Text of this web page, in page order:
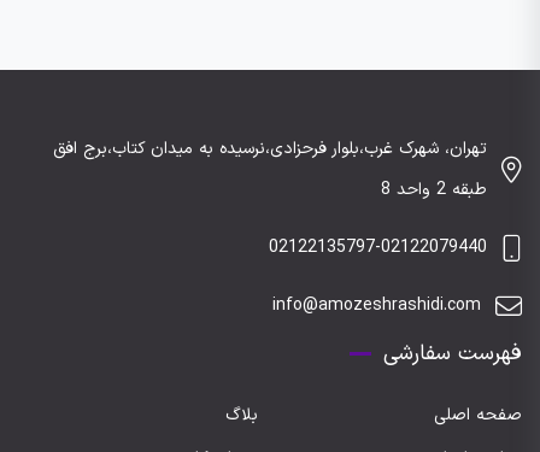
تهران، شهرک غرب،بلوار فرحزادی،نرسیده به میدان کتاب،برج افق
طبقه 2 واحد 8
02122135797-02122079440
info@amozeshrashidi.com
فهرست سفارشی
صفحه اصلی
بلاگ